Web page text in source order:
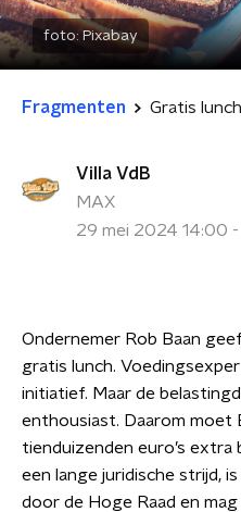
foto: Pixabay
Fragmenten
Villa VdB
MAX
29 mei 2024 14:00 -
Ondernemer Rob Baan
gratis lunch.
initiatief. Maar de
enthousiast. Daarom moet
tienduizenden euro’s extra
een lange juridische strijd,
door de Hoge Raad en